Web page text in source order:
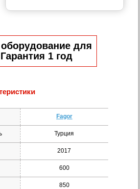
для
1 год
Fagor
Турция
2017
600
850